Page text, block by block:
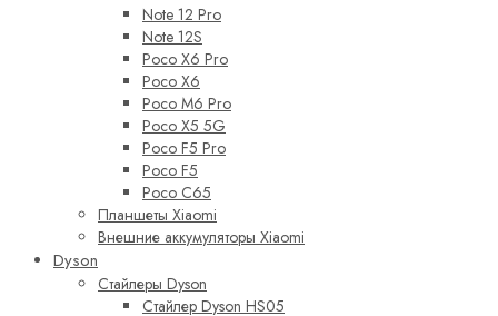
Note 12 Pro
Note 12S
Poco X6 Pro
Poco X6
Poco M6 Pro
Poco X5 5G
Poco F5 Pro
Poco F5
Poco C65
Планшеты Xiaomi
Внешние аккумуляторы Xiaomi
Dyson
Стайлеры Dyson
Стайлер Dyson HS05